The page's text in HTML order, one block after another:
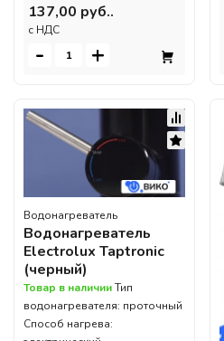
137,00 руб..
c НДС
- +
Водонагреватель
Водонагреватель
Electrolux Taptronic
(черный)
Товар в наличииТип
водонагревателя: проточный
Способ нагрева: